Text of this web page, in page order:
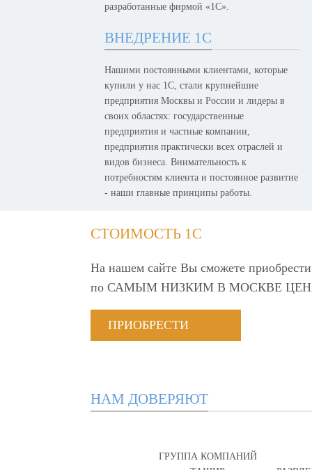
разработанные фирмой «1С».
ВНЕДРЕНИЕ 1С
Нашими постоянными клиентами, которые
купили у нас 1С, стали крупнейшие
предприятия Москвы и России и лидеры в
своих областях: государственные
предприятия и частные компании,
предприятия практически всех отраслей и
видов бизнеса. Внимательность к
потребностям клиента и постоянное развитие
- наши главные принципы работы.
СТОИМОСТЬ 1С
На нашем сайте Вы сможете
по САМЫМ НИЗКИМ В МОСКВЕ
ПРИОБРЕСТИ
НАМ ДОВЕРЯЮТ
ГРУППА КОМПАНИЙ